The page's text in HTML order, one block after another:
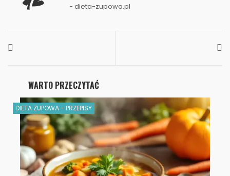
- dieta-zupowa.pl
WARTO PRZECZYTAĆ
DIETA ZUPOWA - PRZEPISY